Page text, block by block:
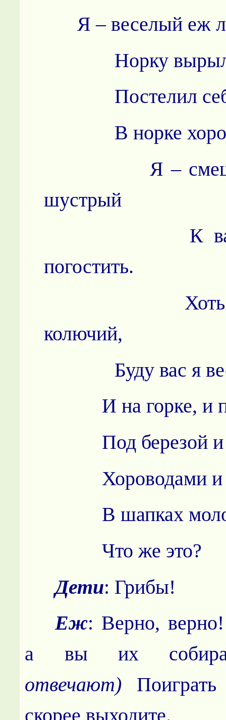
Я – веселый еж
Норку вырыл
Постелил себе
В норке
Я –
шустрый
К вам
погостить.
Хоть
колючий,
Буду вас я
И на горке, и
Под березой
Хороводами и
В шапках
Что же
Дети: Грибы!
Еж: Верно,
а вы их
отвечают)
скорее выходите.